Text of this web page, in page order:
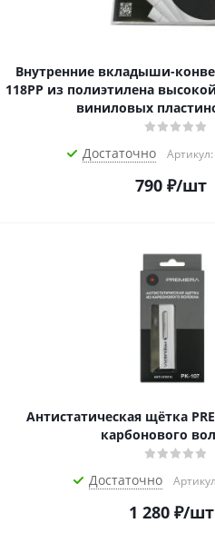
Внутренние вкладыши-
118PP из полиэтилена
виниловых
Достаточно Артикул:
790 ₽/шт
Антистатическая щётка
карбонового
Достаточно
1 280₽/шт